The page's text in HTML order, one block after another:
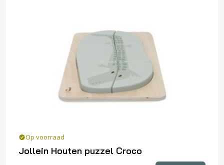
Op voorraad
Jollein Houten puzzel Croco